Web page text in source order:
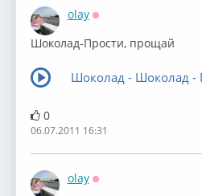
olay
Шоколад-Прости, прощай
Шоколад - Шоколад -
0
06.07.2011 16:31
olay